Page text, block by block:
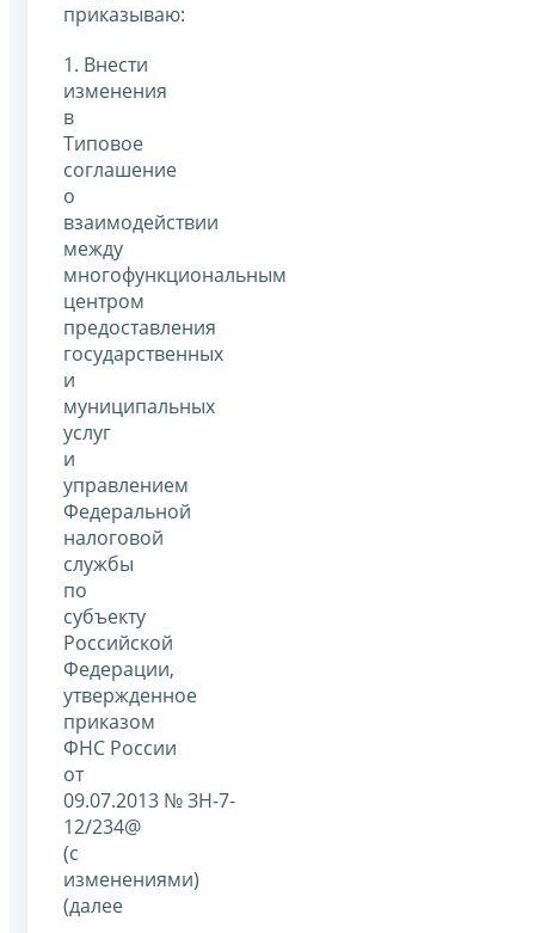
приказываю:
1. Внести
изменения
в
Типовое
соглашение
о
взаимодействии
между
многофункциональным
центром
предоставления
государственных
и
муниципальных
услуг
и
управлением
Федеральной
налоговой
службы
по
субъекту
Российской
Федерации,
утвержденное
приказом
ФНС России
от
09.07.2013 № ЗН-7-
12/234@
(с
изменениями)
(далее